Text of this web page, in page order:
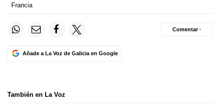
Francia
Añade a La Voz de Galicia en Google
Comentar ·
También en La Voz